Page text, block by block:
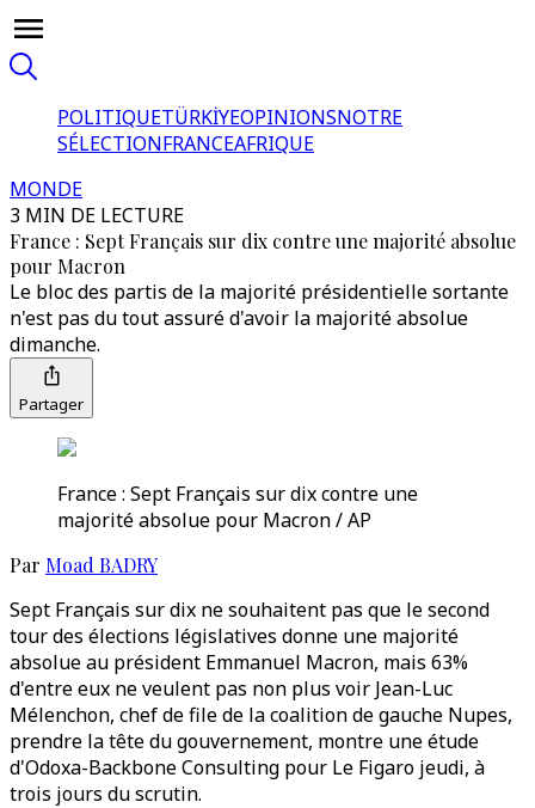
POLITIQUETÜRKİYEOPINIONSNOTRE
SÉLECTIONFRANCEAFRIQUE
MONDE
3 MIN DE LECTURE
France : Sept Français sur dix contre une majorité absolue
pour Macron
Le bloc des partis de la majorité présidentielle sortante
n'est pas du tout assuré d'avoir la majorité absolue
dimanche.
Partager
France : Sept Français sur dix contre une
majorité absolue pour Macron / AP
Par Moad BADRY
Sept Français sur dix ne souhaitent pas que le second
tour des élections législatives donne une majorité
absolue au président Emmanuel Macron, mais 63%
d'entre eux ne veulent pas non plus voir Jean-Luc
Mélenchon, chef de file de la coalition de gauche Nupes,
prendre la tête du gouvernement, montre une étude
d'Odoxa-Backbone Consulting pour Le Figaro jeudi, à
trois jours du scrutin.